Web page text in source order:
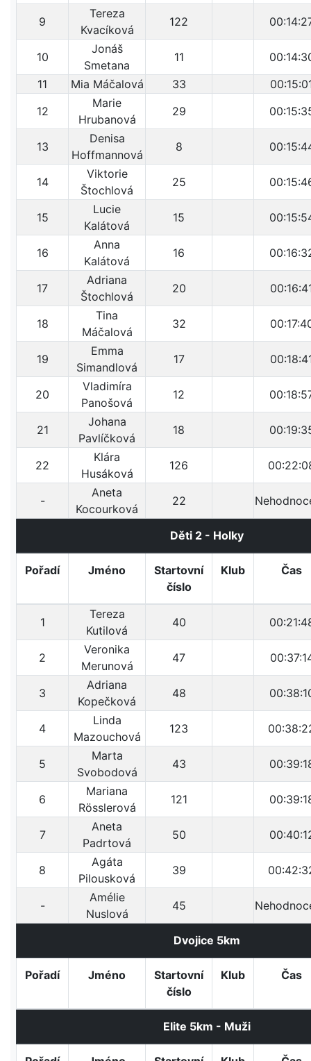
9
Tereza
Kvacíková
122
10
Jonáš
Smetana
11
11
Mia Máčalová 33
12
Marie
Hrubanová
29
13
Denisa
Hoffmannová
8
14
Viktorie
Štochlová
25
15
Lucie
Kalátová
15
16
Anna
Kalátová
16
17
Adriana
Štochlová
20
18
Tina
Máčalová
32
19
Emma
Simandlová
17
20
Vladimíra
Panošová
12
21
Johana
Pavlíčková
18
22
Klára
Husáková
126
-
Aneta
Kocourková
22
Děti 2 - Holky
Pořadí Jméno
Startovní
číslo
Klub Čas
1
Tereza
Kutilová
40
2
Veronika
Merunová
47
3
Adriana
Kopečková
48
4
Linda
Mazouchová
123
5
Marta
Svobodová
43
6
Mariana
Rösslerová
121
7
Aneta
Padrtová
50
8
Agáta
Pilousková
39
-
Amélie
Nuslová
45
Dvojice 5km
Pořadí Jméno
Startovní
číslo
Klub Čas
Elite 5km - Muži